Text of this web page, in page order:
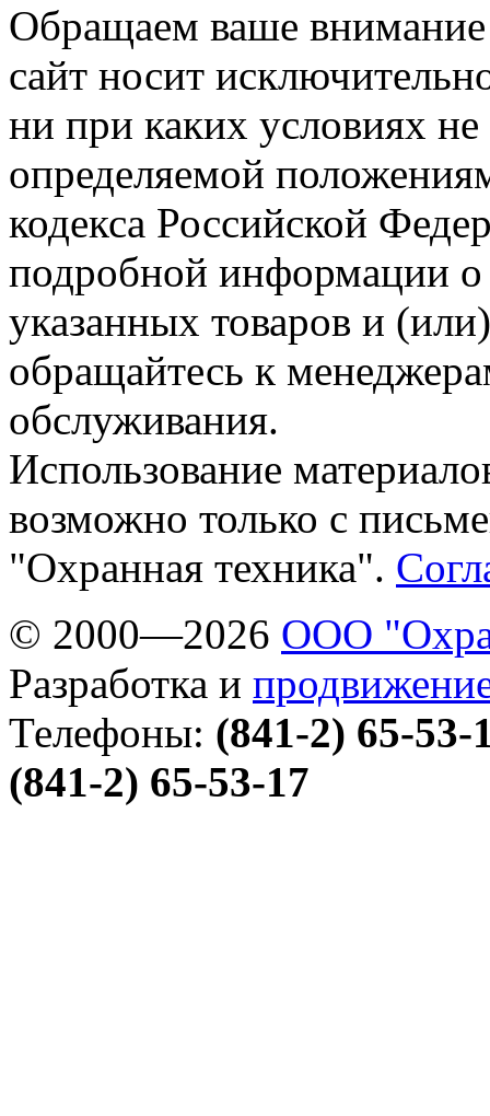
Обращаем ваше
сайт носит
ни при каких условиях
определяемой
кодекса Российской
подробной информации
указанных товаров и
обращайтесь к
обслуживания.
Использование
возможно только с
"Охранная техника".
© 2000—2026 ООО
Разработка и
Телефоны: (841-2) 65-53-
(841-2) 65-53-17